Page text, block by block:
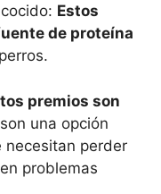
Estos
de proteína
premios son
una opción
necesitan perder
problemas